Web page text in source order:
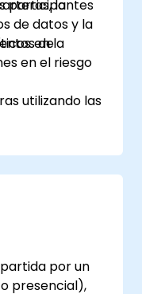
la
de datos y la
en la
participantes
de
en el riesgo
utilizando las
datos y
de ChatGPT.
toma de
crediticio.
de
por un
presencial),